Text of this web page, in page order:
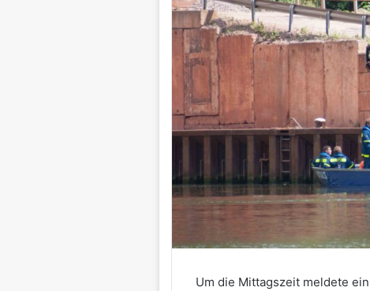
Um die Mittagszeit meldete